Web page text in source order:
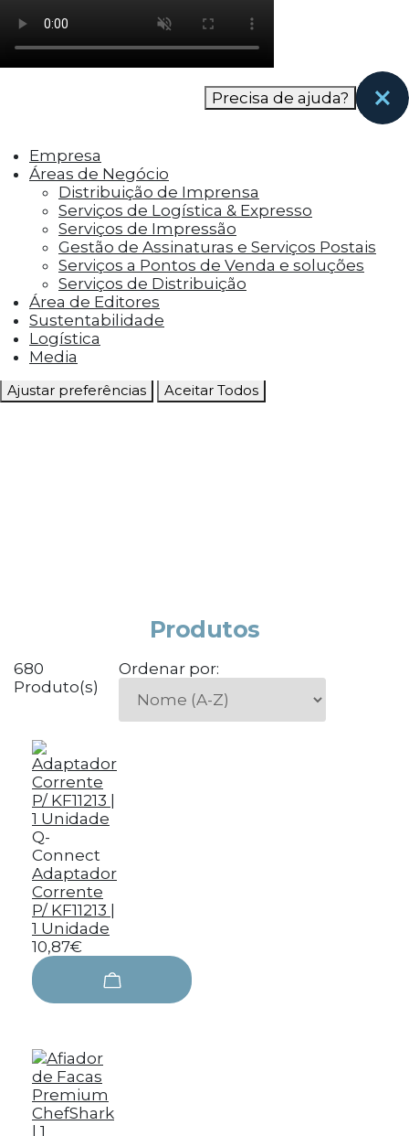
como os visitantes interagem com o site. Esses
cookies ajudam a fornecer informações sobre
as métricas do número de visitantes, taxa de
rejeição, origem do tráfego, etc.
funcionalidades, como compartilhar o
conteúdo do site em plataformas de social
media, coletar feedbacks e outros recursos de
terceiros.
Cookies Marketing
Os cookies de marketing são usados para
entregar aos visitantes anúncios
personalizados com base nas páginas que eles
visitaram antes e analisar a eficácia da
campanha publicitária.
Ajustar preferências Aceitar Todos
Precisa de ajuda?
Empresa
Áreas de Negócio
Distribuição de Imprensa
Serviços de Logística & Expresso
Serviços de Impressão
Gestão de Assinaturas e Serviços Postais
Serviços a Pontos de Venda e soluções
Serviços de Distribuição
Área de Editores
Sustentabilidade
Logística
Media
Produtos
680
Produto(s)
Ordenar por:
Q-
Connect
Adaptador
Corrente
P/ KF11213 |
1 Unidade
10,87€